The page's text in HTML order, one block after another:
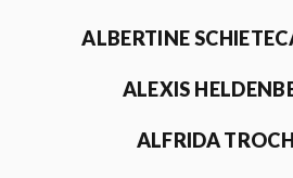
ALBERTINE
ALEXIS
ALFRIDA